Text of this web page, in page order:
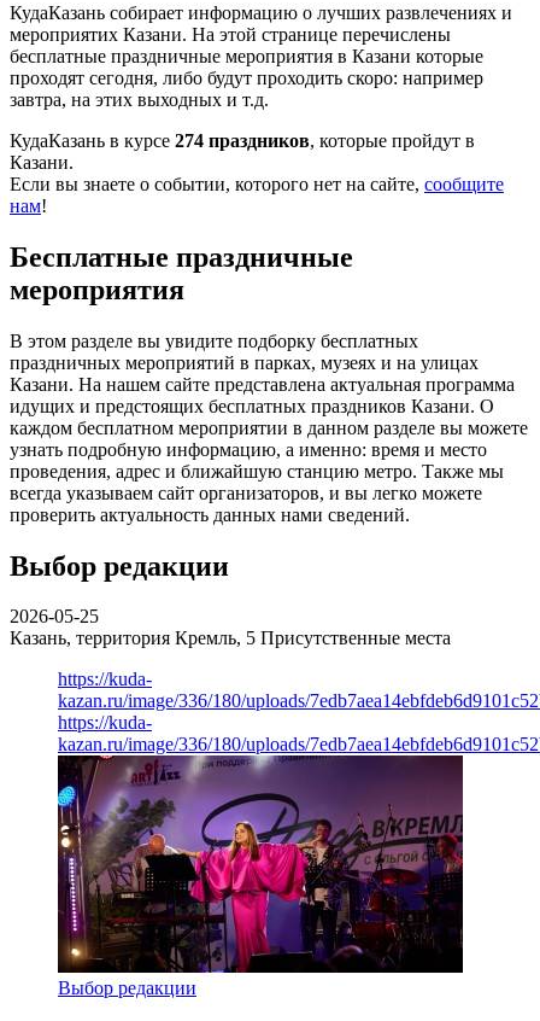
КудаКазань собирает информацию о лучших развлечениях и
мероприятих Казани. На этой странице перечислены
бесплатные праздничные мероприятия в Казани которые
проходят сегодня, либо будут проходить скоро: например
завтра, на этих выходных и т.д.
КудаКазань в курсе 274 праздников, которые пройдут в
Казани.
Если вы знаете о событии, которого нет на сайте, сообщите
нам!
Бесплатные праздничные
мероприятия
В этом разделе вы увидите подборку бесплатных
праздничных мероприятий в парках, музеях и на улицах
Казани. На нашем сайте представлена актуальная программа
идущих и предстоящих бесплатных праздников Казани. О
каждом бесплатном мероприятии в данном разделе вы можете
узнать подробную информацию, а именно: время и место
проведения, адрес и ближайшую станцию метро. Также мы
всегда указываем сайт организаторов, и вы легко можете
проверить актуальность данных нами сведений.
Выбор редакции
2026-05-25
Казань, территория Кремль, 5 Присутственные места
https://kuda-
kazan.ru/image/336/180/uploads/
https://kuda-
kazan.ru/image/336/180/uploads/
Выбор редакции